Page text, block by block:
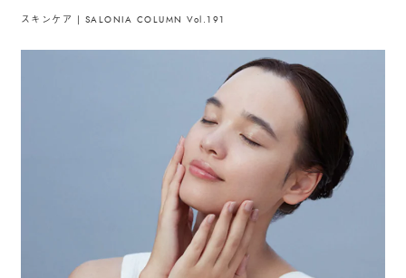
スキンケア | SALONIA COLUMN Vol.191